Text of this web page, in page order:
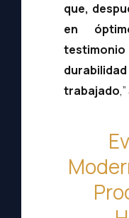
que,
en
trabajado